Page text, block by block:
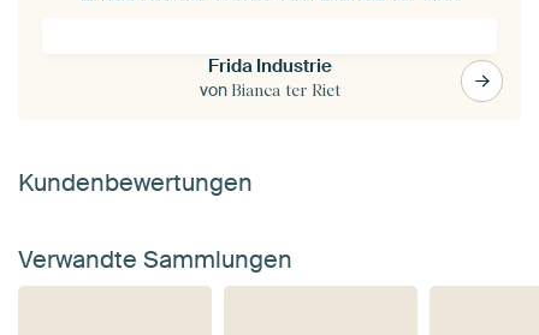
Frida Industrie
von Bianca ter Riet
Kundenbewertungen
Verwandte Sammlungen